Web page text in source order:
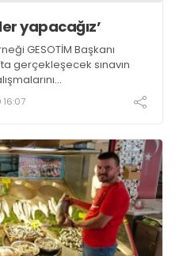
yapacağız’
GESOTİM Başkanı
gerçekleşecek sınavın
açıklamalarda
ve Kocaeli genelinde ses
16:07